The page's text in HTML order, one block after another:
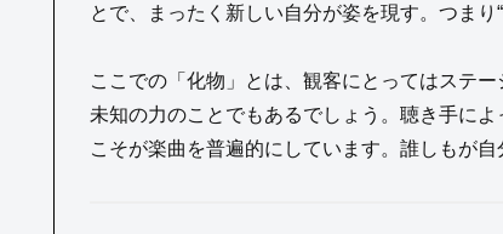
とで、まったく新しい自分が姿を現す。つまり
ここでの「化物」とは、観客にとってはステ
未知の力のことでもあるでしょう。聴き手に
こそが楽曲を普遍的にしています。誰しもが自